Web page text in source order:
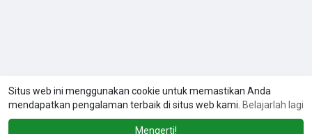
Situs web ini menggunakan cookie untuk memastikan Anda
mendapatkan pengalaman terbaik di situs web kami. Belajarlah lagi
Mengerti!